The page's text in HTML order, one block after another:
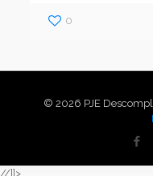
0
© 2026 PJE
//]]>